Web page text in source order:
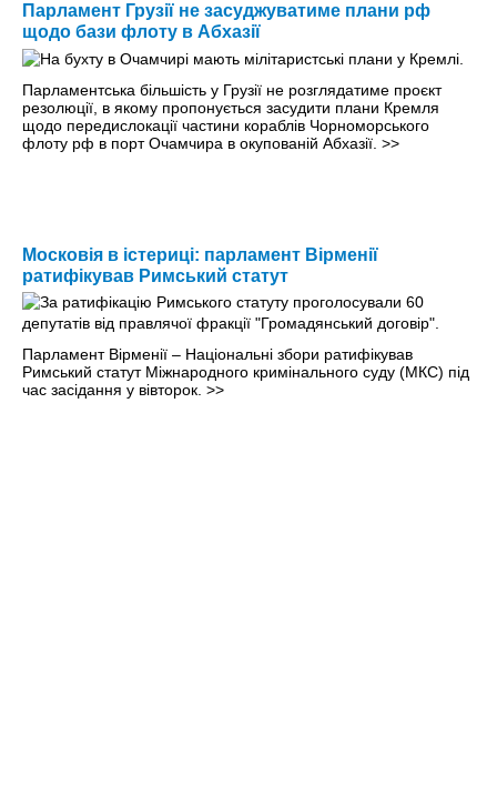
Парламент Грузії не засуджуватиме плани рф
щодо бази флоту в Абхазії
Парламентська більшість у Грузії не розглядатиме проєкт
резолюції, в якому пропонується засудити плани Кремля
щодо передислокації частини кораблів Чорноморського
флоту рф в порт Очамчира в окупованій Абхазії. >>
Московія в істериці: парламент Вірменії
ратифікував Римський статут
Парламент Вірменії – Національні збори ратифікував
Римський статут Міжнародного кримінального суду (МКС) під
час засідання у вівторок. >>